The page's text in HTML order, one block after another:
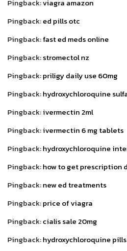
Pingback:viagra amazon
Pingback:ed pills otc
Pingback:fast ed meds online
Pingback:stromectol nz
Pingback:priligy daily use 60mg
Pingback:hydroxychloroquine
Pingback:ivermectin 2ml
Pingback:ivermectin 6 mg tablets
Pingback:hydroxychloroquine
Pingback:how to get prescription
Pingback:new ed treatments
Pingback:price of viagra
Pingback:cialis sale 20mg
Pingback:hydroxychloroquine